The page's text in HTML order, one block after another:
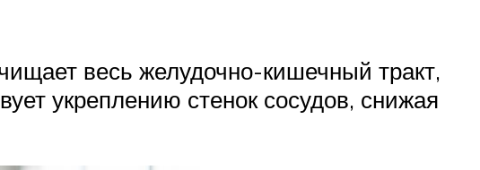
весь желудочно-кишечный тракт,
укреплению стенок сосудов, снижая